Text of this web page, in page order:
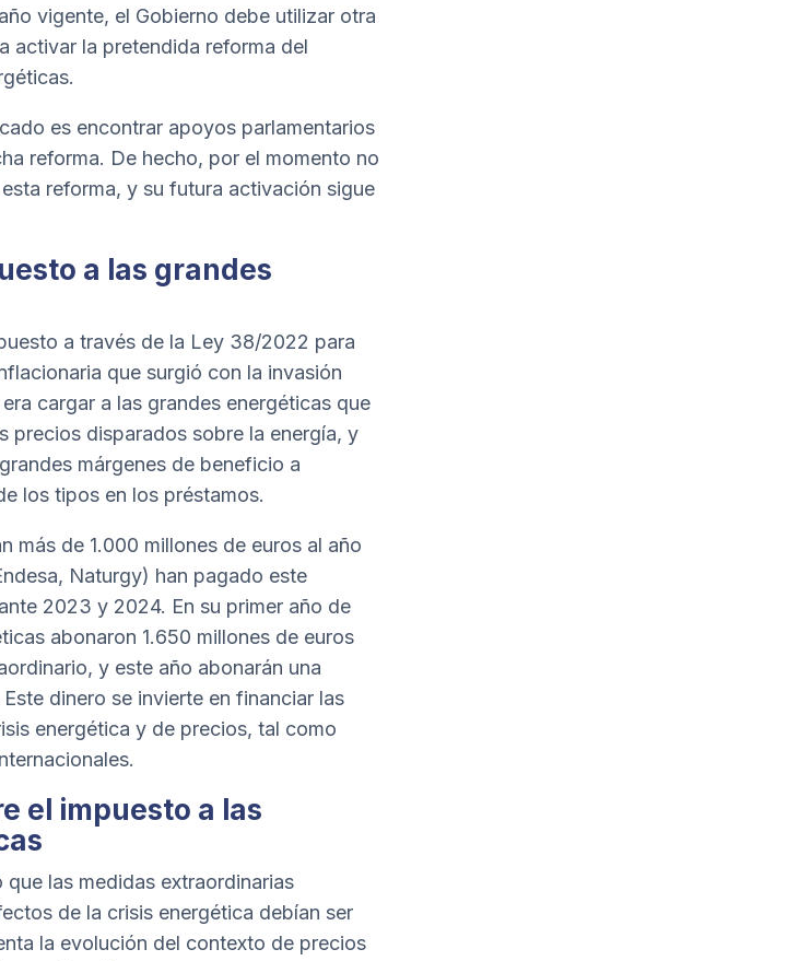
vigente, el Gobierno debe utilizar otra
activar la pretendida reforma del
es encontrar apoyos parlamentarios
reforma. De hecho, por el momento no
reforma, y su futura activación sigue
a las grandes
a través de la Ley 38/2022 para
que surgió con la invasión
cargar a las grandes energéticas que
precios disparados sobre la energía, y
márgenes de beneficio a
los tipos en los préstamos.
más de 1.000 millones de euros al año
Naturgy) han pagado este
2023 y 2024. En su primer año de
abonaron 1.650 millones de euros
y este año abonarán una
dinero se invierte en financiar las
energética y de precios, tal como
el impuesto a las
las medidas extraordinarias
de la crisis energética debían ser
la evolución del contexto de precios